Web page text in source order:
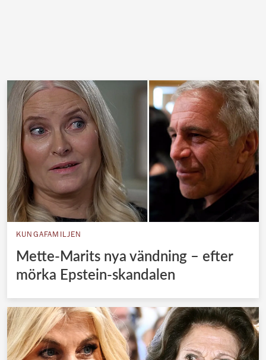
KUNGAFAMILJEN
Mette-Marits nya vändning – efter
mörka Epstein-skandalen